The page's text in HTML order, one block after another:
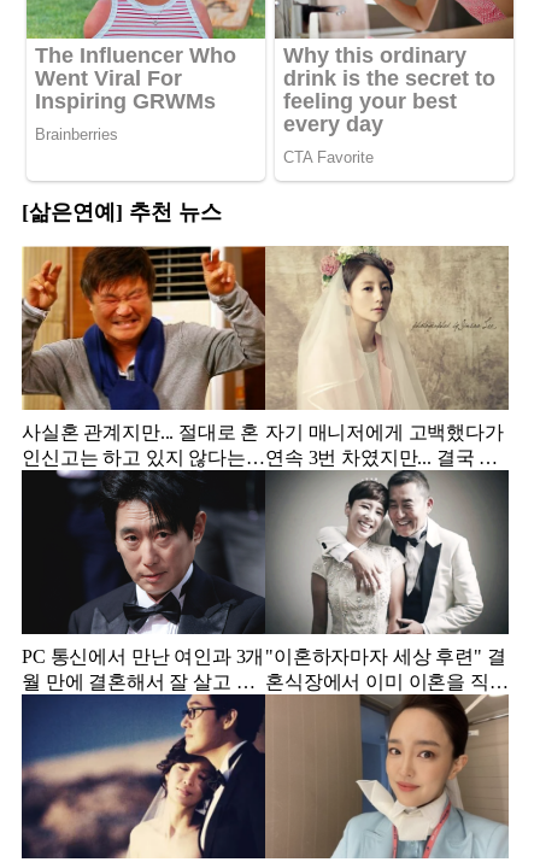
[삶은연예] 추천 뉴스
사실혼 관계지만... 절대로 혼
인신고는 하고 있지 않다는
배우
자기 매니저에게 고백했다가
연속 3번 차였지만... 결국 결
혼에 성공한 배우
PC 통신에서 만난 여인과 3개
월 만에 결혼해서 잘 살고 있
"이혼하자마자 세상 후련" 결
혼식장에서 이미 이혼을 직감
했었다는 배우